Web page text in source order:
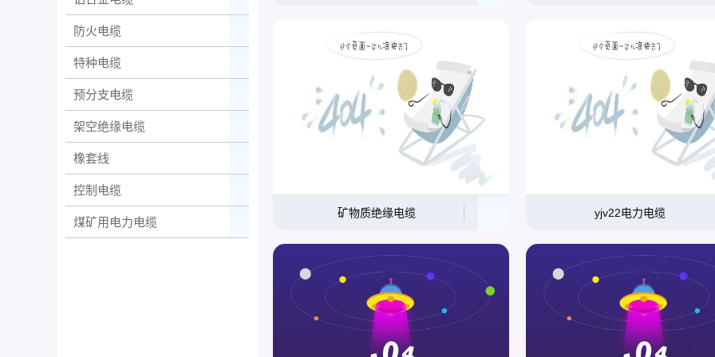
防火电缆
特种电缆
预分支电缆
架空绝缘电缆
橡套线
控制电缆
煤矿用电力电缆
矿物质绝缘电缆 yjv22电力电缆